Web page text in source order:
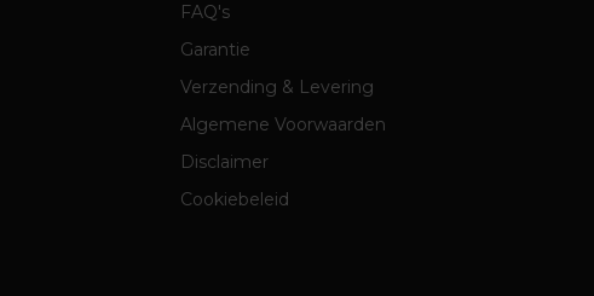
FAQ's
Garantie
Verzending & Levering
Algemene Voorwaarden
Disclaimer
Cookiebeleid